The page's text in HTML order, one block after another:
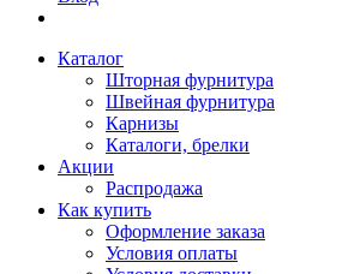
Каталог
Шторная фурнитура
Швейная фурнитура
Карнизы
Каталоги, брелки
Акции
Распродажа
Как купить
Оформление заказа
Условия оплаты